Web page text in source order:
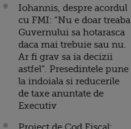
Iohannis, despre acordul
cu FMI: “Nu e doar treaba
Guvernului sa hotarasca
daca mai trebuie sau nu.
Ar fi grav sa ia decizii
astfel”. Presedintele pune
la indoiala si reducerile
de taxe anuntate de
Executiv